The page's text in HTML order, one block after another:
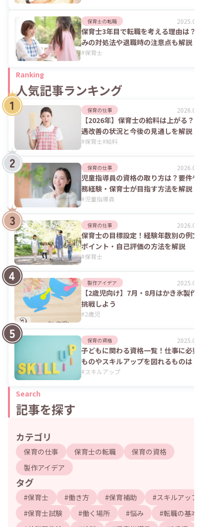
保育士の転職 2025.06.02
保育士3年目で転職を考える理由は？悩
みの対処法や退職時の注意点も解説
#保育士
Ranking
人気記事ランキング
保育の仕事 2026.08.06
【2026年】保育士の給料は上がる？処
遇改善の状況と今後の見通しを解説
#保育士#給料
保育の仕事 2026.07.24
児童指導員の資格の取り方は？要件や実
務経験・保育士が目指す方法を解説
#児童指導員
保育の仕事 2026.02.09
保育士の目標設定！経験年数別の例文や
ポイント・自己評価の方法を解説
#保育士
製作アイデア 2025.09.04
【2歳児向け】7月・8月はかき氷製作に
挑戦しよう
#2歳児
保育の資格 2025.06.02
子どもに関わる資格一覧！仕事に必要な
ものやスキルアップを図れるものは？
#スキルアップ
Search
記事を探す
カテゴリ
保育の仕事 保育士の転職
保育の資格
製作アイデア
タグ
#保育士 #働き方 #保育補助 #スキルアップ
#保育士試験 #働く場所 #悩み #転職の基本